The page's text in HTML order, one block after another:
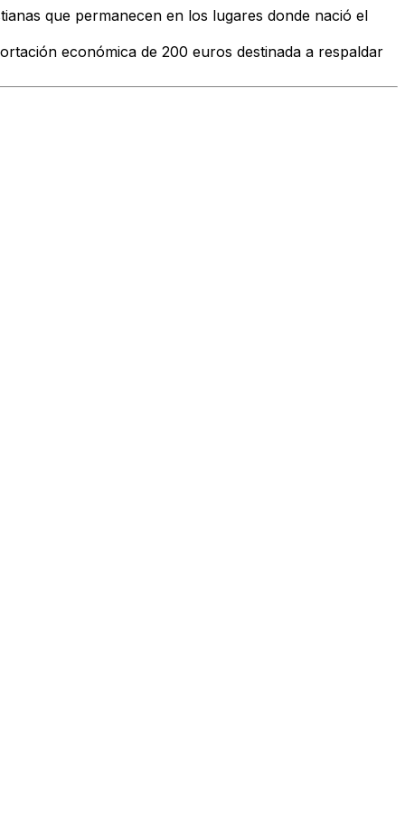
que permanecen en los lugares donde nació el
económica de 200 euros destinada a respaldar